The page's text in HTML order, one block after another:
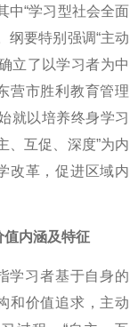
中“学习型社会全面
纲要特别强调“主动
立了以学习者为中
营市胜利教育管理
就以培养终身学习
、互促、深度”为内
改革，促进区域内
内涵及特征
习者基于自身的
和价值追求，主动